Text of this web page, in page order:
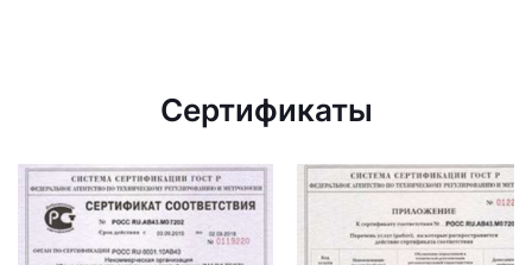
Сертификаты